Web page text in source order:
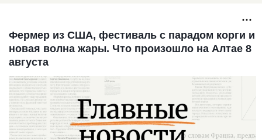
Фермер из США, фестиваль с парадом корги и
новая волна жары. Что произошло на Алтае 8
августа